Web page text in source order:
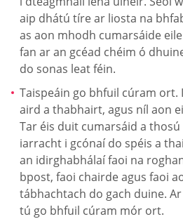
aip dhátú tíre ar liosta na
as aon mhodh cumarsáide
fan ar an gcéad chéim ó
do sonas leat féin.
Taispeáin go bhfuil cúram ort.
aird a thabhairt, agus níl aon
Tar éis duit cumarsáid a
iarracht i gcónaí do spéis a
an idirghabhálaí faoi na
bpost, faoi chairde agus faoi
tábhachtach do gach duine.
tú go bhfuil cúram mór ort.